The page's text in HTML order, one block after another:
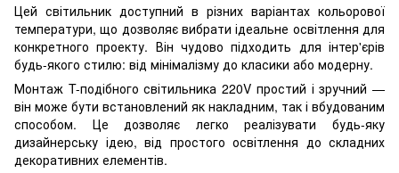
Цей світильник доступний в різних варіантах кольорової
температури, що дозволяє вибрати ідеальне освітлення для
конкретного проекту. Він чудово підходить для інтер'єрів
будь-якого стилю: від мінімалізму до класики або модерну.
Монтаж T-подібного світильника 220V простий і зручний —
він може бути встановлений як накладним, так і вбудованим
способом. Це дозволяє легко реалізувати будь-яку
дизайнерську ідею, від простого освітлення до складних
декоративних елементів.